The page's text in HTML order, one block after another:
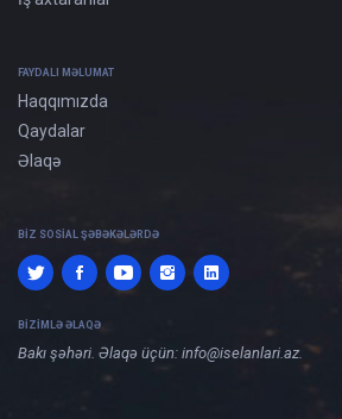
FAYDALI MƏLUMAT
Haqqımızda
Qaydalar
Əlaqə
BIZ SOSIAL ŞƏBƏKƏLƏRDƏ
BIZIMLƏ ƏLAQƏ
Bakı şəhəri. Əlaqə üçün: info@iselanlari.az.